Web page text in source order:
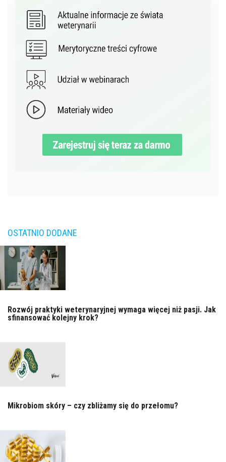
OSTATNIO DODANE
Rozwój praktyki weterynaryjnej wymaga więcej niż pasji. Jak
sfinansować kolejny krok?
Mikrobiom skóry – czy zbliżamy się do przełomu?